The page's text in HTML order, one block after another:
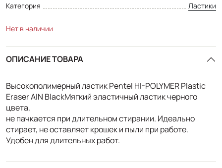
Категория
Ластики
Нет в наличии
ОПИСАНИЕ ТОВАРА
Высокополимерный ластик Pentel HI-POLYMER Plastic
Eraser AIN BlackМягкий эластичный ластик черного
цвета,
не пачкается при длительном стирании. Идеально
стирает, не оставляет крошек и пыли при работе.
Удобен для длительных работ.